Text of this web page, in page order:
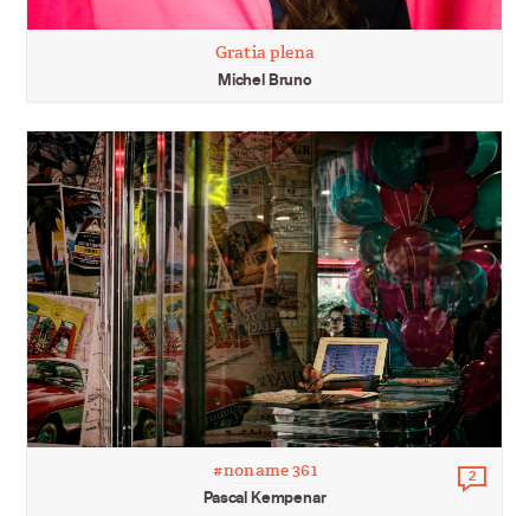
Gratia plena
Michel Bruno
#noname 361
Pascal Kempenar
2